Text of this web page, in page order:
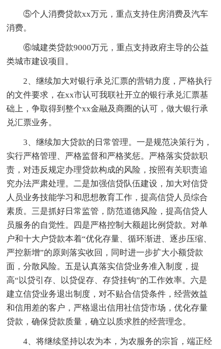
⑤个人消费贷款xx万元，重点支持住房消费及汽车
消费。
⑥城建类贷款9000万元，重点支持政府主导的公益
类城市建设项目。
2、继续加大对银行承兑汇票的营销力度，严格执行
的文件要求，在xx市认可我联社开立的银行承兑汇票基
础上，争取得到整个xx金融及商圈的认可，做大银行承
兑汇票业务。
3、继续加大贷款的日常管理。一是规范决策行为，
实行严格管理、严格监督和严格奖惩。严格落实贷款职
责，对违反规定办理贷款构成的风险，按照有关职责追
究办法严肃处理。二是加强信贷队伍建设，加大对信贷
人员业务技能学习和思想教育工作，提高信贷人员综合
素质。三是抓好日常监管，防范道德风险，提高信贷人
员服务的自觉性。四是严格控制大额超比例贷款。对单
户和十大户贷款本着“优化存量、循环渐进、逐步压缩、
严控新增”的原则落实收回，同时进一步扩大小额贷款
面，分散风险。五是认真落实信贷业务准入制度，提
高“以贷引存、以贷促存、存贷挂钩”的工作效率。六是
建立信贷业务退出制度，对不贴合信贷条件，经营效益
和信用差的客户，严格退出信用社信贷市场，优化存量
贷款，确保贷款质量，确立以质求胜的经营理念。
4、将继续坚持以农为本，为农服务的宗旨，端正经